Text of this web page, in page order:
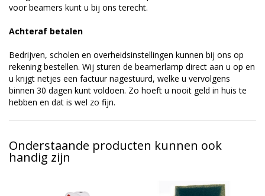
voor beamers kunt u bij ons terecht.
Achteraf betalen
Bedrijven, scholen en overheidsinstellingen kunnen bij ons op
rekening bestellen. Wij sturen de beamerlamp direct aan u op en
u krijgt netjes een factuur nagestuurd, welke u vervolgens
binnen 30 dagen kunt voldoen. Zo hoeft u nooit geld in huis te
hebben en dat is wel zo fijn.
Onderstaande producten kunnen ook
handig zijn